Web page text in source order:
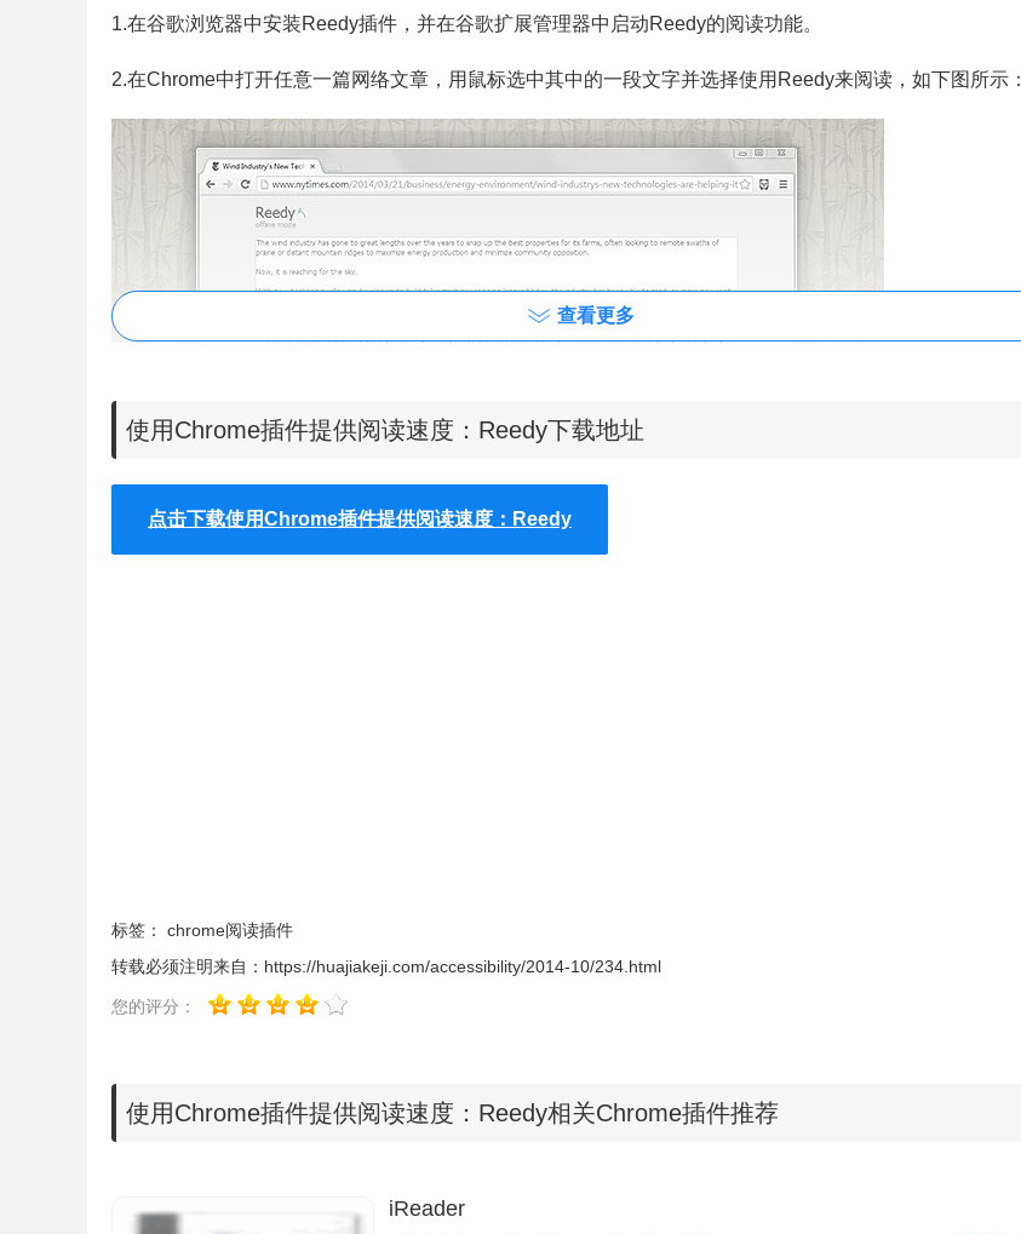
1.在谷歌浏览器中安装Reedy插件，并在谷歌扩展管理器中启动Reedy的阅读功能。
2.在Chrome中打开任意一篇网络文章，用鼠标选中其中的一段文字并选择使用Reedy来阅读，如下图所示：
查看更多
使用Chrome插件提供阅读速度：Reedy下载地址
点击下载使用Chrome插件提供阅读速度：Reedy
标签：
chrome阅读插件
转载必须注明来自： https://huajiakeji.com/accessibility/2014-10/234.html
您的评分：
使用Chrome插件提供阅读速度：Reedy相关Chrome插件推荐
iReader